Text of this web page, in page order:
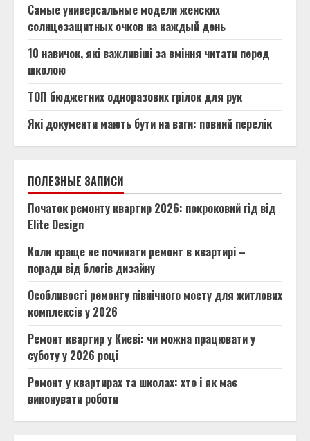
Самые универсальные модели женских
солнцезащитных очков на каждый день
10 навичок, які важливіші за вміння читати перед
школою
ТОП бюджетних одноразових грілок для рук
Які документи мають бути на ваги: повний перелік
ПОЛЕЗНЫЕ ЗАПИСИ
Початок ремонту квартир 2026: покроковий гід від
Elite Design
Коли краще не починати ремонт в квартирі –
поради від блогів дизайну
Особливості ремонту північного мосту для житлових
комплексів у 2026
Ремонт квартир у Києві: чи можна працювати у
суботу у 2026 році
Ремонт у квартирах та школах: хто і як має
виконувати роботи